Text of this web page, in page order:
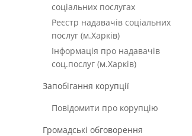
соціальних послугах
Реєстр надавачів соціальних
послуг (м.Харків)
Інформація про надавачів
соц.послуг (м.Харків)
Запобігання корупції
Повідомити про корупцію
Громадські обговорення